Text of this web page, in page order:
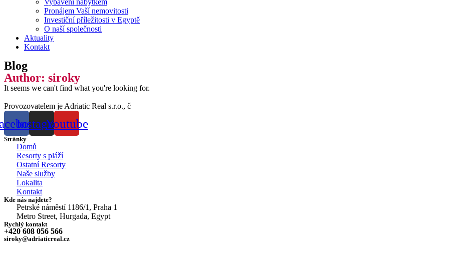
Vybavení nábytkem
Pronájem Vaší nemovitosti
Investiční příležitosti v Egyptě
O naší společnosti
Aktuality
Kontakt
Blog
Author: siroky
It seems we can't find what you're looking for.
Provozovatelem je Adriatic Real s.r.o., č
InstagramYoutube
Stránky
Domů
Resorty s pláží
Ostatní Resorty
Naše služby
Lokalita
Kontakt
Kde nás najdete?
Petrské náměstí 1186/1, Praha 1
Metro Street, Hurgada, Egypt
Rychlý kontakt
+420 608 056 566
siroky@adriaticreal.cz